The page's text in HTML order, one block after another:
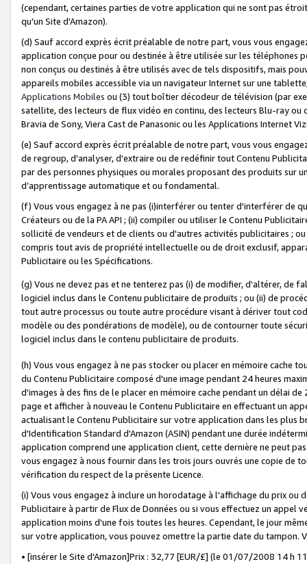
(cependant, certaines parties de votre application qui ne sont pas
qu'un Site d'Amazon).
(d) Sauf accord exprès écrit préalable de notre part, vous vous
application conçue pour ou destinée à être utilisée sur les téléphones
non conçus ou destinés à être utilisés avec de tels dispositifs, mais
appareils mobiles accessible via un navigateur Internet sur une
Applications Mobiles ou (3) tout boîtier décodeur de télévision (par
satellite, des lecteurs de flux vidéo en continu, des lecteurs Blu-ray
Bravia de Sony, Viera Cast de Panasonic ou les Applications Internet
(e) Sauf accord exprès écrit préalable de notre part, vous vous
de regroup, d'analyser, d'extraire ou de redéfinir tout Contenu
par des personnes physiques ou morales proposant des produits sur
d’apprentissage automatique et ou fondamental.
(f) Vous vous engagez à ne pas (i)interférer ou tenter d'interférer de
Créateurs ou de la PA API ; (ii) compiler ou utiliser le Contenu
sollicité de vendeurs et de clients ou d'autres activités publicitaires ;
compris tout avis de propriété intellectuelle ou de droit exclusif,
Publicitaire ou les Spécifications.
(g) Vous ne devez pas et ne tenterez pas (i) de modifier, d'altérer, de
logiciel inclus dans le Contenu publicitaire de produits ; ou (ii) de
tout autre processus ou toute autre procédure visant à dériver tout
modèle ou des pondérations de modèle), ou de contourner toute
logiciel inclus dans le contenu publicitaire de produits.
(h) Vous vous engagez à ne pas stocker ou placer en mémoire cache
du Contenu Publicitaire composé d'une image pendant 24 heures
d'images à des fins de le placer en mémoire cache pendant un délai
page et afficher à nouveau le Contenu Publicitaire en effectuant un
actualisant le Contenu Publicitaire sur votre application dans les plus
d'Identification Standard d'Amazon (ASIN) pendant une durée
application comprend une application client, cette dernière ne peut
vous engagez à nous fournir dans les trois jours ouvrés une copie de
vérification du respect de la présente Licence.
(i) Vous vous engagez à inclure un horodatage à l'affichage du prix
Publicitaire à partir de Flux de Données ou si vous effectuez un appel
application moins d'une fois toutes les heures. Cependant, le jour
sur votre application, vous pouvez omettre la partie date du tampon.
• [insérer le Site d'Amazon]Prix : 32,77 [EUR/£] (le 01/07/2008 14 h